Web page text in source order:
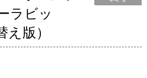
ラビッ
え版）